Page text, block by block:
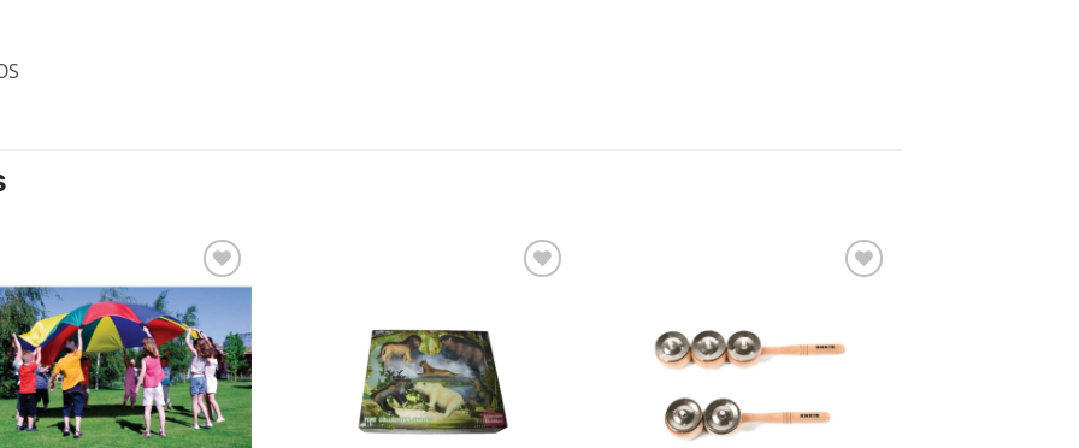
lista de
deseos
deseos